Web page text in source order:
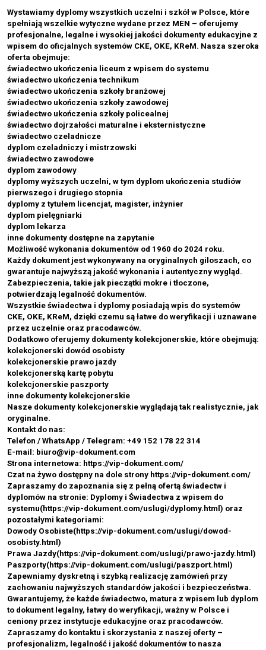
Wystawiamy dyplomy wszystkich uczelni i szkół w Polsce, które
spełniają wszelkie wytyczne wydane przez MEN – oferujemy
profesjonalne, legalne i wysokiej jakości dokumenty edukacyjne z
wpisem do oficjalnych systemów CKE, OKE, KReM. Nasza szeroka
oferta obejmuje:
świadectwo ukończenia liceum z wpisem do systemu
świadectwo ukończenia technikum
świadectwo ukończenia szkoły branżowej
świadectwo ukończenia szkoły zawodowej
świadectwo ukończenia szkoły policealnej
świadectwo dojrzałości maturalne i eksternistyczne
świadectwo czeladnicze
dyplom czeladniczy i mistrzowski
świadectwo zawodowe
dyplom zawodowy
dyplomy wyższych uczelni, w tym dyplom ukończenia studiów
pierwszego i drugiego stopnia
dyplomy z tytułem licencjat, magister, inżynier
dyplom pielęgniarki
dyplom lekarza
inne dokumenty dostępne na zapytanie
Możliwość wykonania dokumentów od 1960 do 2024 roku.
Każdy dokument jest wykonywany na oryginalnych giloszach, co
gwarantuje najwyższą jakość wykonania i autentyczny wygląd.
Zabezpieczenia, takie jak pieczątki mokre i tłoczone,
potwierdzają legalność dokumentów.
Wszystkie świadectwa i dyplomy posiadają wpis do systemów
CKE, OKE, KReM, dzięki czemu są łatwe do weryfikacji i uznawane
przez uczelnie oraz pracodawców.
Dodatkowo oferujemy dokumenty kolekcjonerskie, które obejmują:
kolekcjonerski dowód osobisty
kolekcjonerskie prawo jazdy
kolekcjonerską kartę pobytu
kolekcjonerskie paszporty
inne dokumenty kolekcjonerskie
Nasze dokumenty kolekcjonerskie wyglądają tak realistycznie, jak
oryginalne.
Kontakt do nas:
Telefon / WhatsApp / Telegram: +49 152 178 22 314
E-mail: biuro@vip-dokument.com
Strona internetowa: https://vip-dokument.com/
Czat na żywo dostępny na dole strony https://vip-dokument.com/
Zapraszamy do zapoznania się z pełną ofertą świadectw i
dyplomów na stronie: Dyplomy i Świadectwa z wpisem do
systemu(https://vip-dokument.com/uslugi/dyplomy.html) oraz
pozostałymi kategoriami:
Dowody Osobiste(https://vip-dokument.com/uslugi/dowod-
osobisty.html )
Prawa Jazdy(https://vip-dokument.com/uslugi/prawo-jazdy.html )
Paszporty(https://vip-dokument.com/uslugi/paszport.html )
Zapewniamy dyskretną i szybką realizację zamówień przy
zachowaniu najwyższych standardów jakości i bezpieczeństwa.
Gwarantujemy, że każde świadectwo, matura z wpisem lub dyplom
to dokument legalny, łatwy do weryfikacji, ważny w Polsce i
ceniony przez instytucje edukacyjne oraz pracodawców.
Zapraszamy do kontaktu i skorzystania z naszej oferty –
profesjonalizm, legalność i jakość dokumentów to nasza